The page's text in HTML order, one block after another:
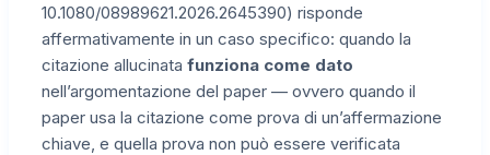
10.1080/08989621.2026.2645390) risponde
affermativamente in un caso specifico: quando la
citazione allucinata funziona come dato
nell’argomentazione del paper — ovvero quando il
paper usa la citazione come prova di un’affermazione
chiave, e quella prova non può essere verificata